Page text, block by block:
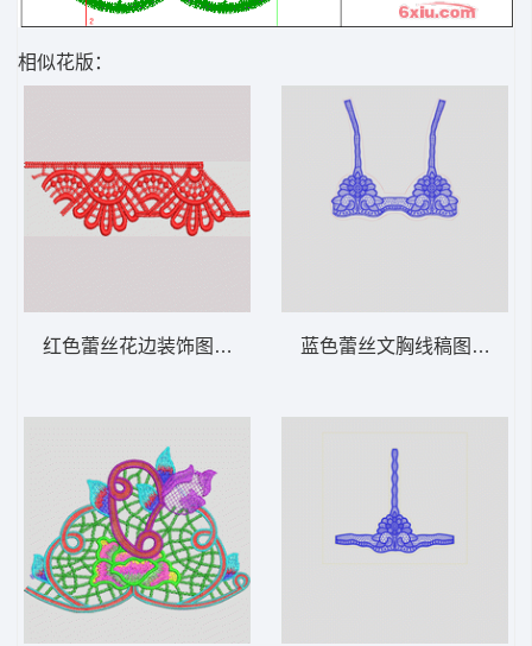
相似花版：
红色蕾丝花边装饰图案 水溶条码蓝色蕾丝文胸线稿图 水溶